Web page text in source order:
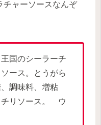
チャーソースなんぞ
国のシーラーチ
ース。とうがら
調味料、増粘
チリソース。 ウ